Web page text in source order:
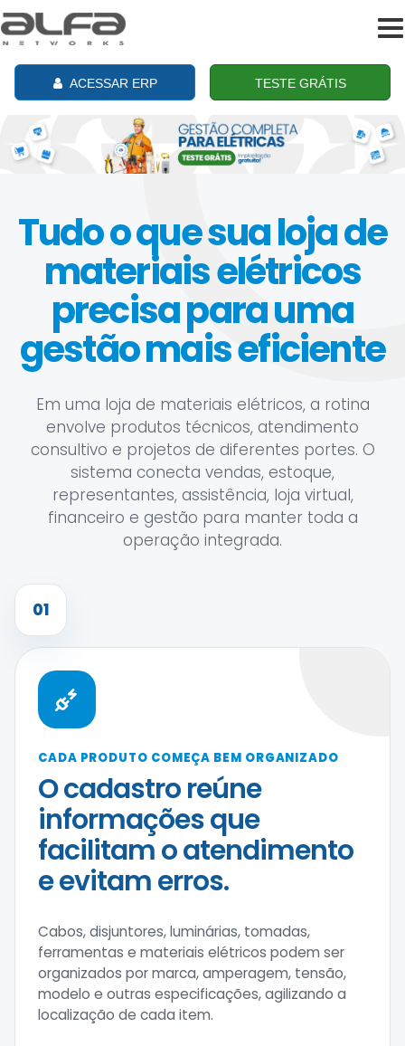
ACESSAR ERP TESTE GRÁTIS
Tudo o que sua loja de
materiais elétricos
precisa para uma
gestão mais eficiente
Em uma loja de materiais elétricos, a rotina
envolve produtos técnicos, atendimento
consultivo e projetos de diferentes portes. O
sistema conecta vendas, estoque,
representantes, assistência, loja virtual,
financeiro e gestão para manter toda a
operação integrada.
01
CADA PRODUTO COMEÇA BEM ORGANIZADO
O cadastro reúne
informações que
facilitam o atendimento
e evitam erros.
Cabos, disjuntores, luminárias, tomadas,
ferramentas e materiais elétricos podem ser
organizados por marca, amperagem, tensão,
modelo e outras especificações, agilizando a
localização de cada item.